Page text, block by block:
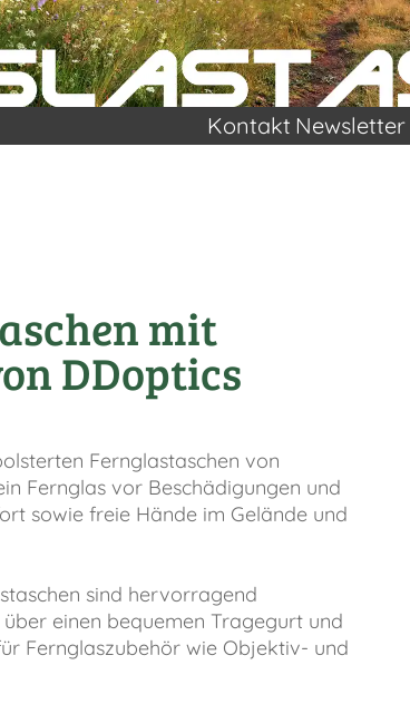
Kontakt Newsletter
mit
DDoptics
Fernglastaschen von
Fernglas vor Beschädigungen und
sowie freie Hände im Gelände und
sind hervorragend
einen bequemen Tragegurt und
Fernglaszubehör wie Objektiv- und